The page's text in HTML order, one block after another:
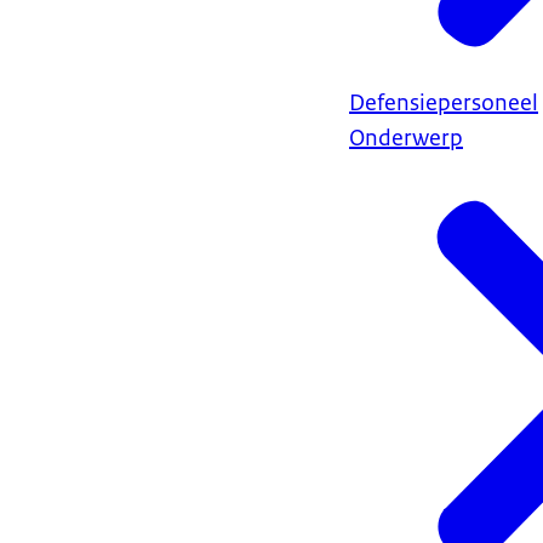
Defensiepersoneel
Onderwerp